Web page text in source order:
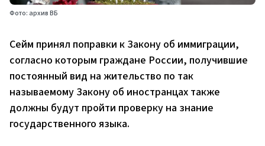
Фото: архив ВБ
Сейм принял поправки к Закону об иммиграции,
согласно которым граждане России, получившие
постоянный вид на жительство по так
называемому Закону об иностранцах также
должны будут пройти проверку на знание
государственного языка.